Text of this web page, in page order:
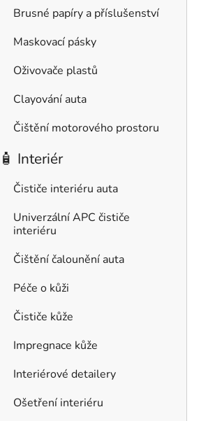
Brusné papíry a příslušenství
Maskovací pásky
Oživovače plastů
Clayování auta
Čištění motorového prostoru
🧴 Interiér
Čističe interiéru auta
Univerzální APC čističe
interiéru
Čištění čalounění auta
Péče o kůži
Čističe kůže
Impregnace kůže
Interiérové detailery
Ošetření interiéru